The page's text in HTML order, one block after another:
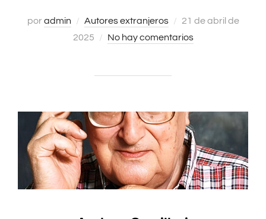
poradmin Autores extranjeros
Publicado
el
21 de abril de
2025
No hay comentarios